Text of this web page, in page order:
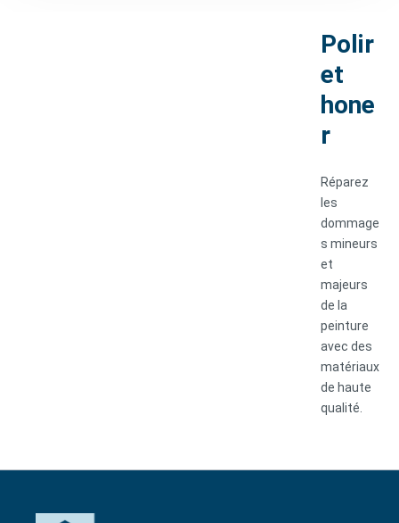
Polir
et
hone
r
Réparez
les
dommage
s mineurs
et
majeurs
de la
peinture
avec des
matériaux
de haute
qualité.